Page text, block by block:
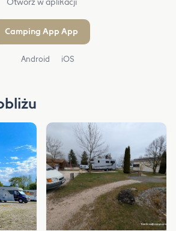
Camping App App
Android iOS